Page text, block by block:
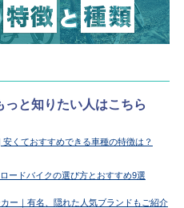
っと知りたい人はこちら
安くておすすめできる車種の特徴は？
ードバイクの選び方とおすすめ9選
ー｜有名、隠れた人気ブランドもご紹介